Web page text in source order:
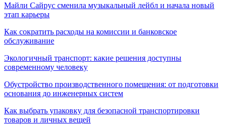
Майли Сайрус сменила музыкальный лейбл и начала новый
этап карьеры
Как сократить расходы на комиссии и банковское
обслуживание
Экологичный транспорт: какие решения доступны
современному человеку
Обустройство производственного помещения: от подготовки
основания до инженерных систем
Как выбрать упаковку для безопасной транспортировки
товаров и личных вещей